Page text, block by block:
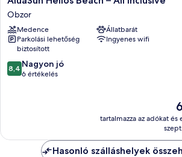
Helios
Beach
–
All
Inclusive
Obzor
Obzor
Medence
Állatbarát
Parkolási lehetőség
biztosított
Ingyenes wifi
8.4
ennyiből:
8,4 Nagyon jó
6 értékelés
tartalmazza az adókat
Hasonló szálláshelyek